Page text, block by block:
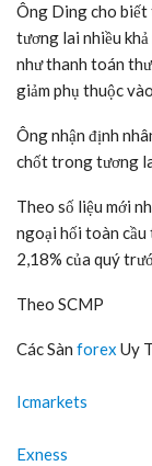
Ông Ding cho biết
tương lai nhiều
như thanh toán
giảm phụ thuộc
Ông nhận định
chốt trong tương
Theo số liệu mới
ngoại hối toàn
2,18% của quý
Theo SCMP
Các Sàn forex Uy
Icmarkets
Exness